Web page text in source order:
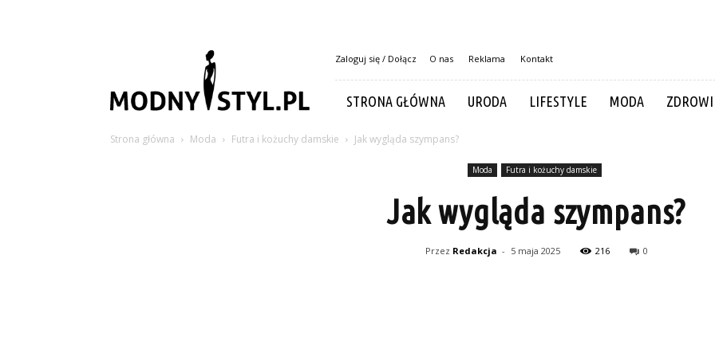
Zaloguj się / Dołącz O nas Reklama Kontakt
STRONA GŁÓWNA URODA LIFESTYLE MODA
Strona główna Moda Futra i kożuchy damskie Jak wygląda szympans?
Moda Futra i kożuchy damskie
Jak wygląda szympans?
Przez Redakcja - 5 maja 2025 216 0